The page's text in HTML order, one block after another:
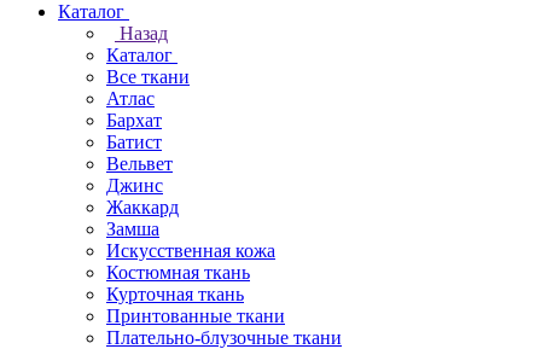
Каталог
Назад
Каталог
Все ткани
Атлас
Бархат
Батист
Вельвет
Джинс
Жаккард
Замша
Искусственная кожа
Костюмная ткань
Курточная ткань
Принтованные ткани
Плательно-блузочные ткани